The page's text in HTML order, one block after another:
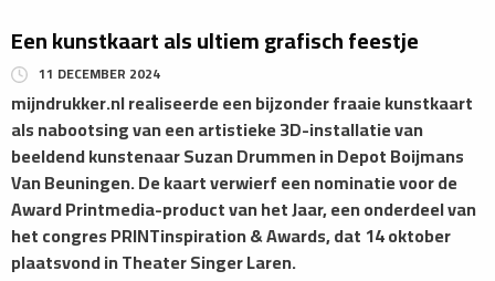
Een kunstkaart als ultiem grafisch feestje
11 DECEMBER 2024
mijndrukker.nl realiseerde een bijzonder fraaie kunstkaart
als nabootsing van een artistieke 3D-installatie van
beeldend kunstenaar Suzan Drummen in Depot Boijmans
Van Beuningen. De kaart verwierf een nominatie voor de
Award Printmedia-product van het Jaar, een onderdeel van
het congres PRINTinspiration & Awards, dat 14 oktober
plaatsvond in Theater Singer Laren.